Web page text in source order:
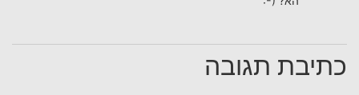
כתיבת תגובה